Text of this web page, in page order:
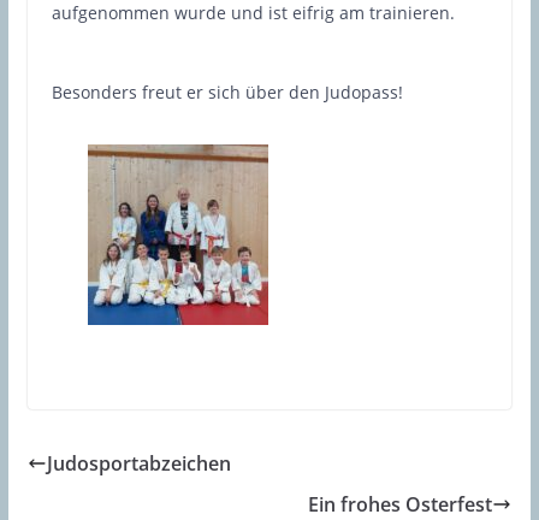
aufgenommen wurde und ist eifrig am trainieren.
Besonders freut er sich über den Judopass!
Judosportabzeichen
Ein frohes Osterfest